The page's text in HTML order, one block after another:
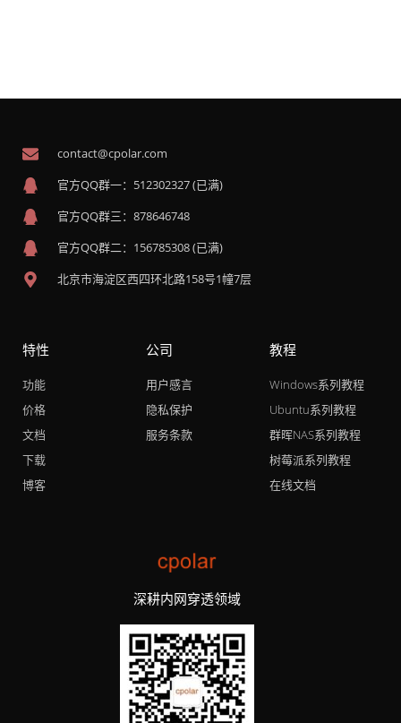
contact@cpolar.com
官方QQ群一：512302327 (已满)
官方QQ群三：878646748
官方QQ群二：156785308 (已满)
北京市海淀区西四环北路158号1幢7层
特性
功能
价格
文档
下载
博客
公司
用户感言
隐私保护
服务条款
教程
Windows系列教程
Ubuntu系列教程
群晖NAS系列教程
树莓派系列教程
在线文档
深耕内网穿透领域